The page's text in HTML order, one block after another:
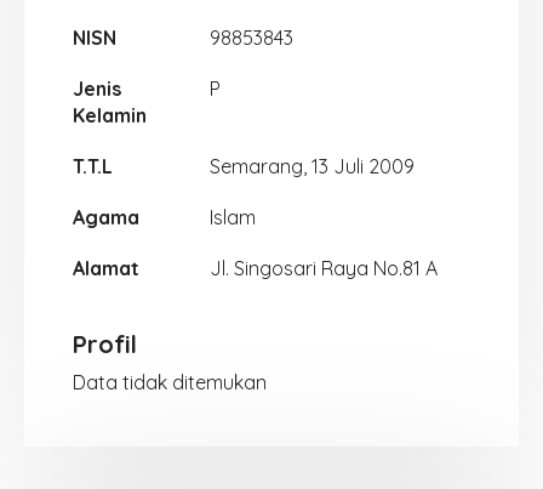
NISN 98853843
Jenis
Kelamin
P
T.T.L Semarang, 13 Juli 2009
Agama Islam
Alamat Jl. Singosari Raya No.81 A
Profil
Data tidak ditemukan